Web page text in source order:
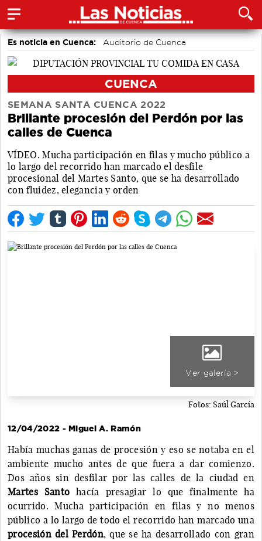
Es noticia en Cuenca: Auditorio de Cuenca
CUENCA
SEMANA SANTA CUENCA 2022
Brillante procesión del Perdón por las
calles de Cuenca
VÍDEO. Mucha participación en filas y mucho público a
lo largo del recorrido han marcado el desfile
procesional del Martes Santo, que se ha desarrollado
con fluidez, elegancia y orden
Ver galería >
Fotos: Saúl García
12/04/2022 - Miguel A. Ramón
Había muchas ganas de procesión y eso se notaba en el
ambiente mucho antes de que fuera a dar comienzo.
Dos años sin desfilar por las calles de la ciudad en
Martes Santo hacía presagiar lo que finalmente ha
ocurrido. Mucha participación en filas y no menos
público a lo largo de todo el recorrido han marcado una
procesión del Perdón, que se ha desarrollado con gran